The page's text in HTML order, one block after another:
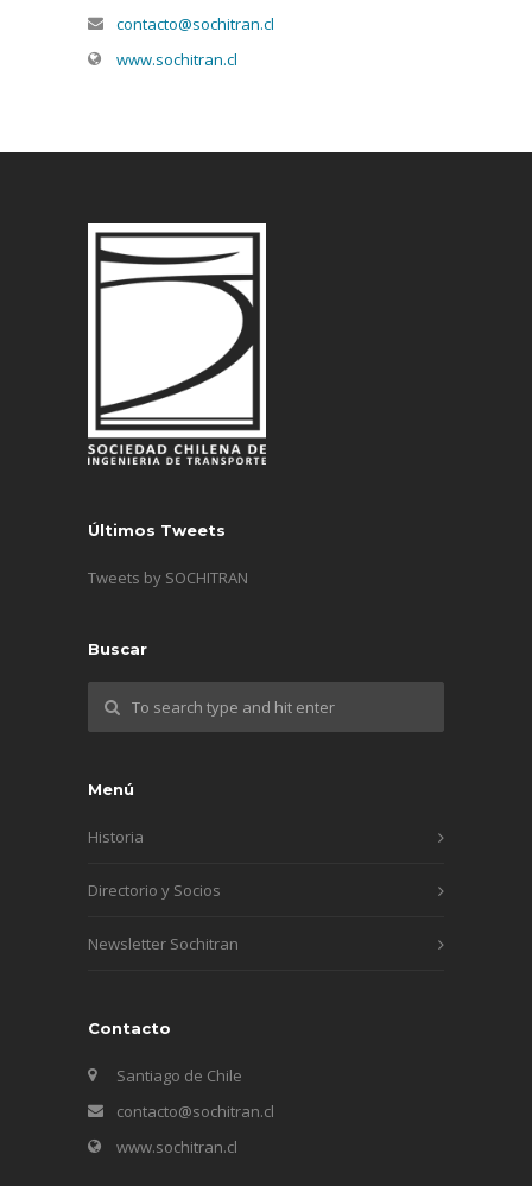
contacto@sochitran.cl
www.sochitran.cl
Últimos Tweets
Tweets by SOCHITRAN
Buscar
Menú
Historia
Directorio y Socios
Newsletter Sochitran
Contacto
Santiago de Chile
contacto@sochitran.cl
www.sochitran.cl